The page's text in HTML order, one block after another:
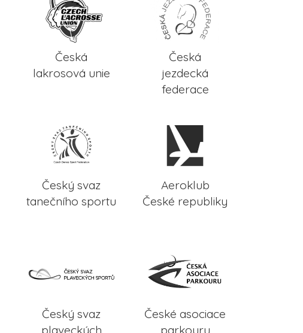
Česká
lakrosová unie
Česká
jezdecká
federace
Český svaz
tanečního sportu
Aeroklub
České republiky
Český svaz
plaveckých
České asociace
parkouru